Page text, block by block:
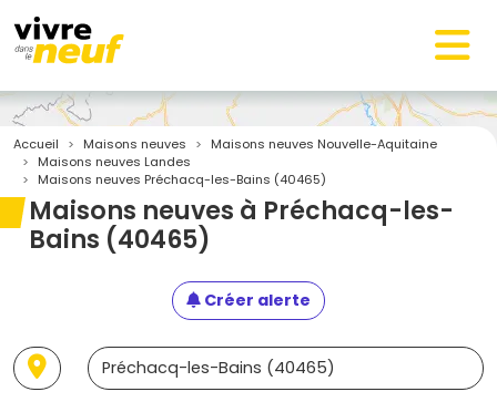
Accueil Maisons neuves
Maisons neuves Nouvelle-Aquitaine
Maisons neuves Landes
Maisons neuves Préchacq-les-Bains (40465)
Maisons neuves à Préchacq-les-
Bains (40465)
Créer alerte